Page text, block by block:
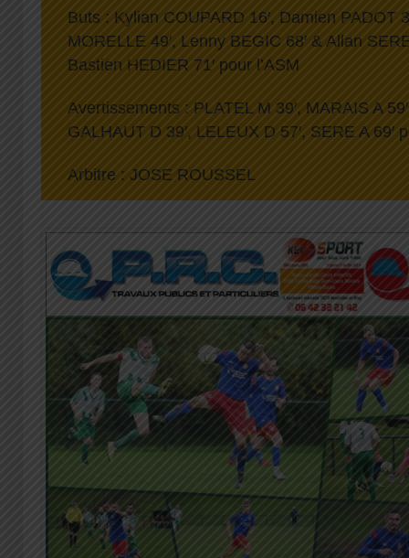
Buts : Kylian COUPARD 16′, Damien PADOT
MORELLE 49′, Lenny BEGIC 68′ & Allan
Bastien HEDIER 71′ pour l’ASM
Avertissements : PLATEL M 39′, MARAIS A
GALHAUT D 39′, LELEUX D 57′, SERE A 69′
Arbitre : JOSE ROUSSEL